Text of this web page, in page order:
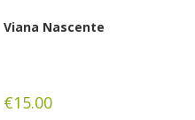
Viana Nascente
€15.00